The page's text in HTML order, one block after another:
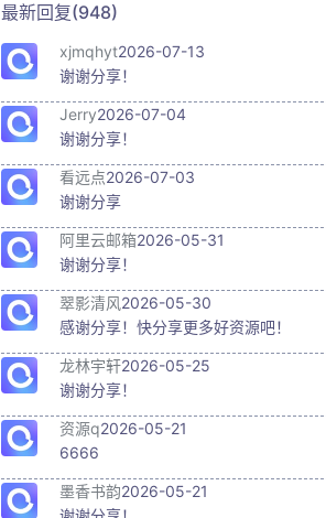
最新回复(948)
xjmqhyt2026-07-13
谢谢分享！
Jerry2026-07-04
谢谢分享！
看远点2026-07-03
谢谢分享
阿里云邮箱2026-05-31
谢谢分享！
翠影清风2026-05-30
感谢分享！快分享更多好资源吧！
龙林宇轩2026-05-25
谢谢分享！
资源q2026-05-21
6666
墨香书韵2026-05-21